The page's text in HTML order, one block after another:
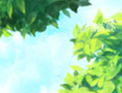
論壇首頁